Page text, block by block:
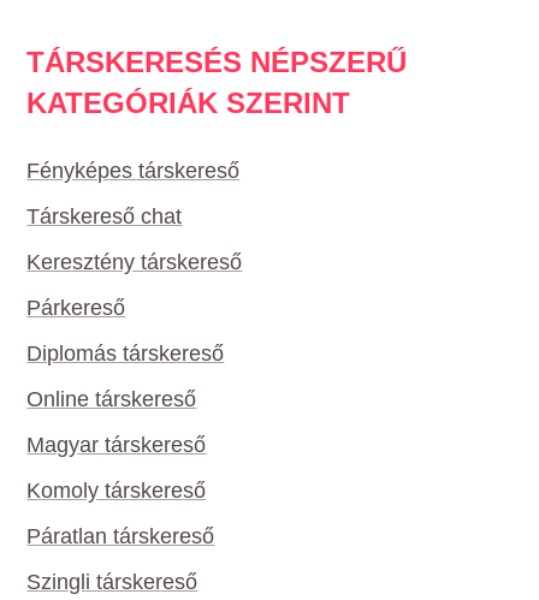
TÁRSKERESÉS NÉPSZERŰ
KATEGÓRIÁK SZERINT
Fényképes társkereső
Társkereső chat
Keresztény társkereső
Párkereső
Diplomás társkereső
Online társkereső
Magyar társkereső
Komoly társkereső
Páratlan társkereső
Szingli társkereső